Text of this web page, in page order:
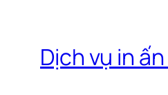
Dịch vụ in